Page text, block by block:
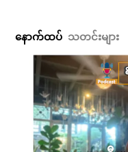
နောက်ထပ် သတင်းများ